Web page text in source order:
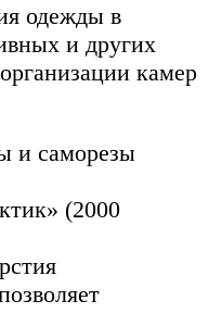
одежды в
и других
камер
и саморезы
(2000